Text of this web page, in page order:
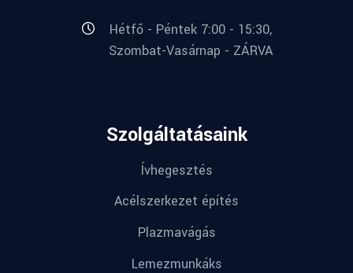
Hétfő - Péntek 7:00 - 15:30,
Szombat-Vasárnap - ZÁRVA
Szolgáltatásaink
Ívhegesztés
Acélszerkezet építés
Plazmavágás
Lemezmunkáks